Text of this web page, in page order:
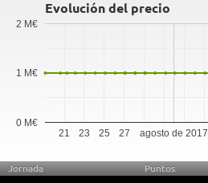
Evolución del precio
agosto de 2017
21 23 25 27
0 M€
1 M€
2 M€
Jornada Puntos